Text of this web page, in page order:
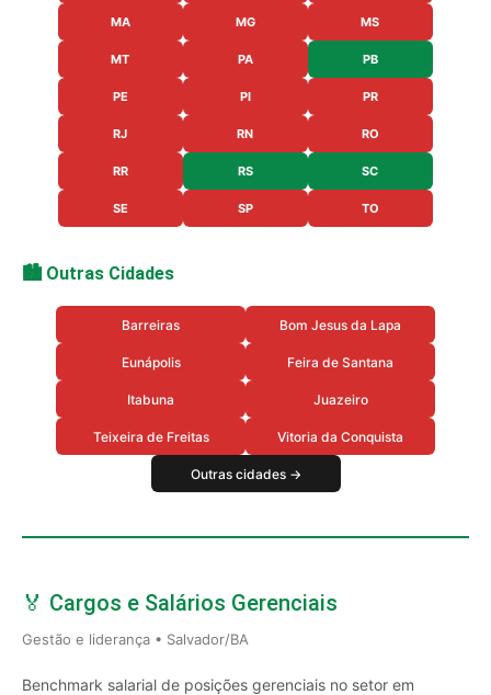
MA MG MS
MT PA PB
PE PI PR
RJ RN RO
RR RS SC
SE SP TO
🏙️ Outras Cidades
Barreiras Bom Jesus da Lapa
Eunápolis Feira de Santana
Itabuna Juazeiro
Teixeira de Freitas Vitoria da Conquista
Outras cidades →
🏅 Cargos e Salários Gerenciais
Gestão e liderança • Salvador/BA
Benchmark salarial de posições gerenciais no setor em